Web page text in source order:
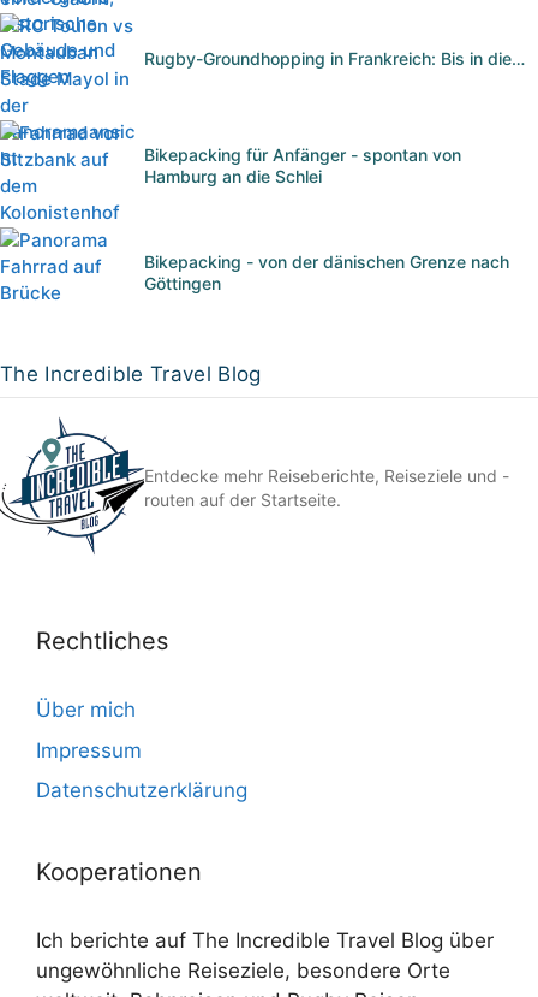
Rugby-Groundhopping in Frankreich: Bis in die…
Bikepacking für Anfänger - spontan von
Hamburg an die Schlei
Bikepacking - von der dänischen Grenze nach
Göttingen
The Incredible Travel Blog
Entdecke mehr Reiseberichte, Reiseziele und -
routen auf der Startseite.
Rechtliches
Über mich
Impressum
Datenschutzerklärung
Kooperationen
Ich berichte auf The Incredible Travel Blog über
ungewöhnliche Reiseziele, besondere Orte